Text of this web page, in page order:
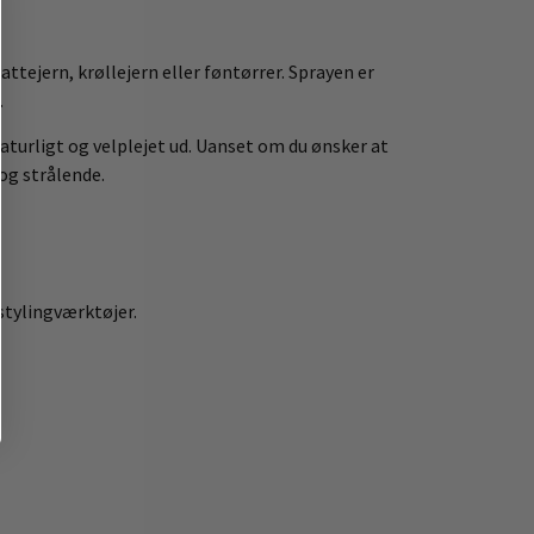
krøllejern eller føntørrer. Sprayen er
og velplejet ud. Uanset om du ønsker at
strålende.